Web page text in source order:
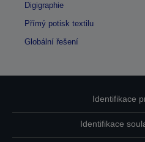
Digigraphie
Přímý potisk textilu
Globální řešení
Identifikace
Identifikace